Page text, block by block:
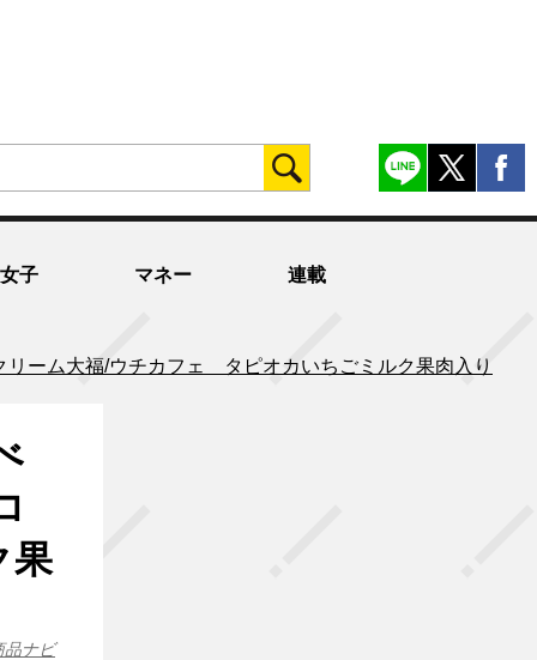
女子 マネー 連載
ーム大福/ウチカフェ タピオカいちごミルク果肉入り
果
品ナビ